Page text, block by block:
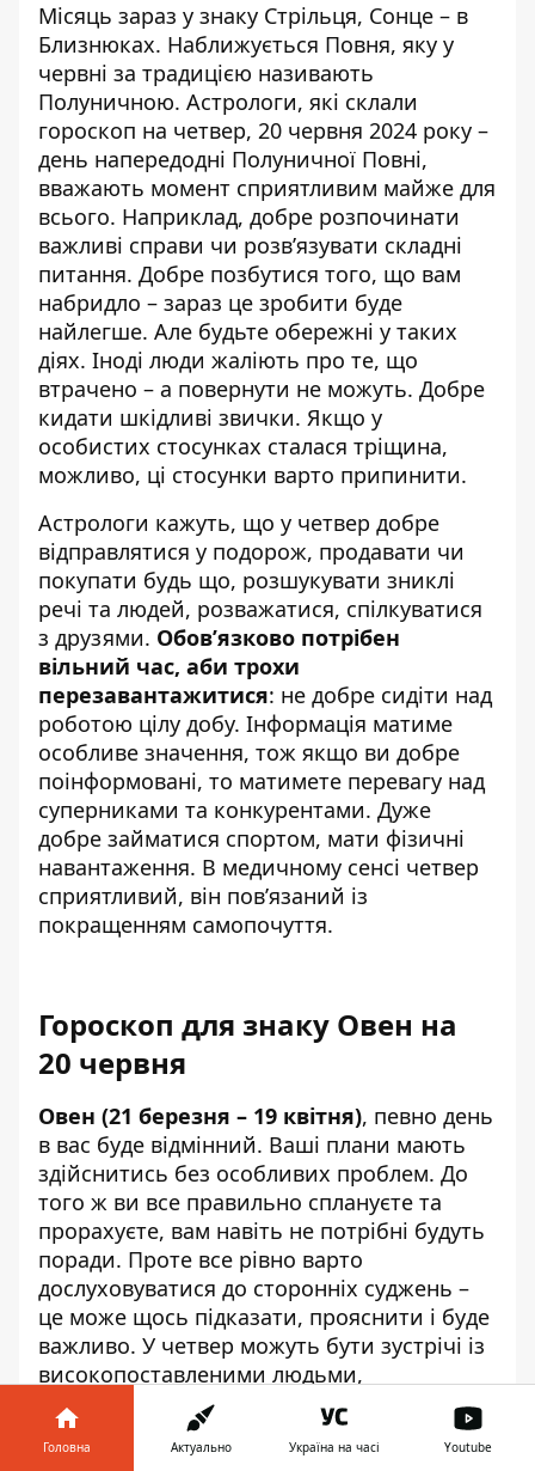
Місяць зараз у знаку Стрільця, Сонце – в
Близнюках. Наближується Повня, яку у
червні за традицією називають
Полуничною. Астрологи, які склали
гороскоп на четвер, 20 червня 2024 року –
день напередодні Полуничної Повні,
вважають момент сприятливим майже для
всього. Наприклад, добре розпочинати
важливі справи чи розв’язувати складні
питання. Добре позбутися того, що вам
набридло – зараз це зробити буде
найлегше. Але будьте обережні у таких
діях. Іноді люди жаліють про те, що
втрачено – а повернути не можуть. Добре
кидати шкідливі звички. Якщо у
особистих стосунках сталася тріщина,
можливо, ці стосунки варто припинити.
Астрологи кажуть, що у четвер добре
відправлятися у подорож, продавати чи
покупати будь що, розшукувати зниклі
речі та людей, розважатися, спілкуватися
з друзями. Обов’язково потрібен
вільний час, аби трохи
перезавантажитися: не добре сидіти над
роботою цілу добу. Інформація матиме
особливе значення, тож якщо ви добре
поінформовані, то матимете перевагу над
суперниками та конкурентами. Дуже
добре займатися спортом, мати фізичні
навантаження. В медичному сенсі четвер
сприятливий, він пов’язаний із
покращенням самопочуття.
Гороскоп для знаку Овен на
20 червня
Овен (21 березня – 19 квітня), певно день
в вас буде відмінний. Ваші плани мають
здійснитись без особливих проблем. До
того ж ви все правильно сплануєте та
прорахуєте, вам навіть не потрібні будуть
поради. Проте все рівно варто
дослуховуватися до сторонніх суджень –
це може щось підказати, прояснити і буде
важливо. У четвер можуть бути зустрічі із
високопоставленими людьми,
начальниками. Можете дізнатися через
них якусь таємницю. Ймовірні поїздки,
відрядження.
Головна Актуально Україна на часі Youtube